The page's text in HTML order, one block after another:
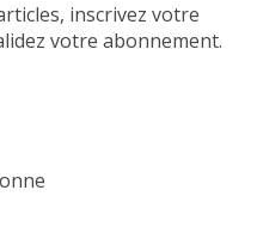
inscrivez votre
votre abonnement.